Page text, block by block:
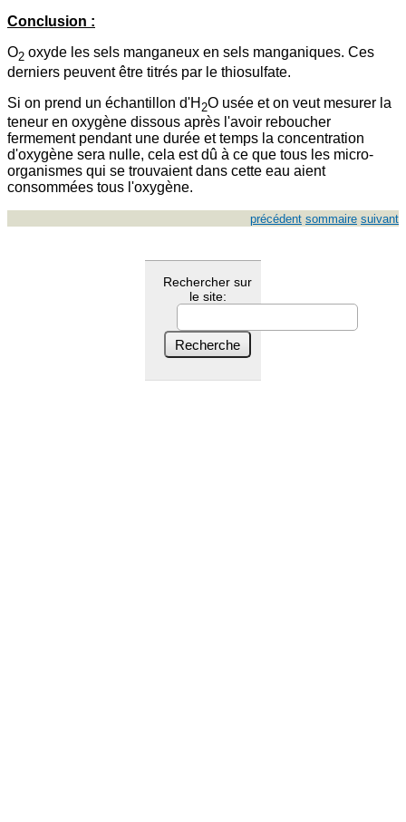
Conclusion :
O2 oxyde les sels manganeux en sels manganiques. Ces
derniers peuvent être titrés par le thiosulfate.
Si on prend un échantillon d'H 2O usée et on veut mesurer la
teneur en oxygène dissous après l'avoir reboucher
fermement pendant une durée et temps la concentration
d'oxygène sera nulle, cela est dû à ce que tous les micro-
organismes qui se trouvaient dans cette eau aient
consommées tous l'oxygène.
précédent sommaire suivant
Rechercher sur
le site: